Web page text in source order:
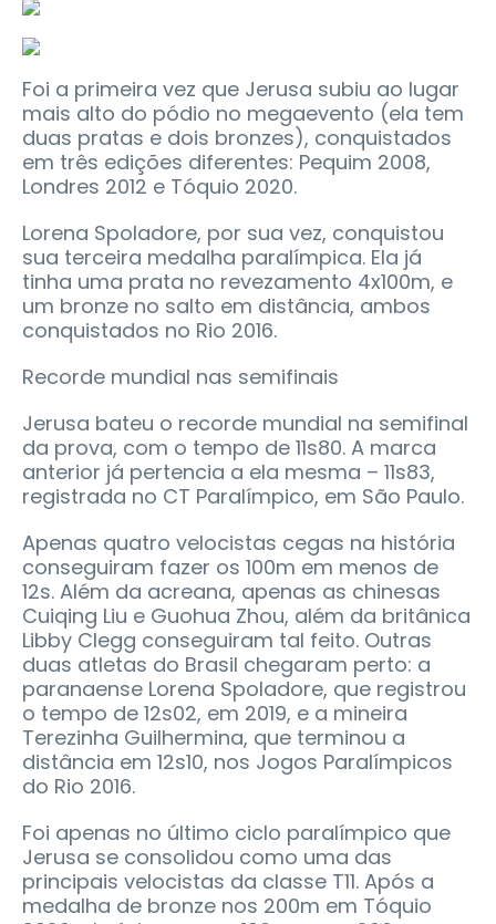
Foi a primeira vez que Jerusa subiu ao lugar
mais alto do pódio no megaevento (ela tem
duas pratas e dois bronzes), conquistados
em três edições diferentes: Pequim 2008,
Londres 2012 e Tóquio 2020.
Lorena Spoladore, por sua vez, conquistou
sua terceira medalha paralímpica. Ela já
tinha uma prata no revezamento 4x100m, e
um bronze no salto em distância, ambos
conquistados no Rio 2016.
Recorde mundial nas semifinais
Jerusa bateu o recorde mundial na semifinal
da prova, com o tempo de 11s80. A marca
anterior já pertencia a ela mesma – 11s83,
registrada no CT Paralímpico, em São Paulo.
Apenas quatro velocistas cegas na história
conseguiram fazer os 100m em menos de
12s. Além da acreana, apenas as chinesas
Cuiqing Liu e Guohua Zhou, além da britânica
Libby Clegg conseguiram tal feito. Outras
duas atletas do Brasil chegaram perto: a
paranaense Lorena Spoladore, que registrou
o tempo de 12s02, em 2019, e a mineira
Terezinha Guilhermina, que terminou a
distância em 12s10, nos Jogos Paralímpicos
do Rio 2016.
Foi apenas no último ciclo paralímpico que
Jerusa se consolidou como uma das
principais velocistas da classe T11. Após a
medalha de bronze nos 200m em Tóquio